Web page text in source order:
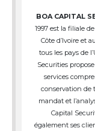
BOA CAPITAL
1997 est la filiale
Côte d’Ivoire et
tous les pays de
Securities
services
conservation de
mandat et
Capital
également ses